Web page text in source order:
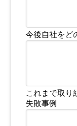
今後自社をど
これまで取り
失敗事例